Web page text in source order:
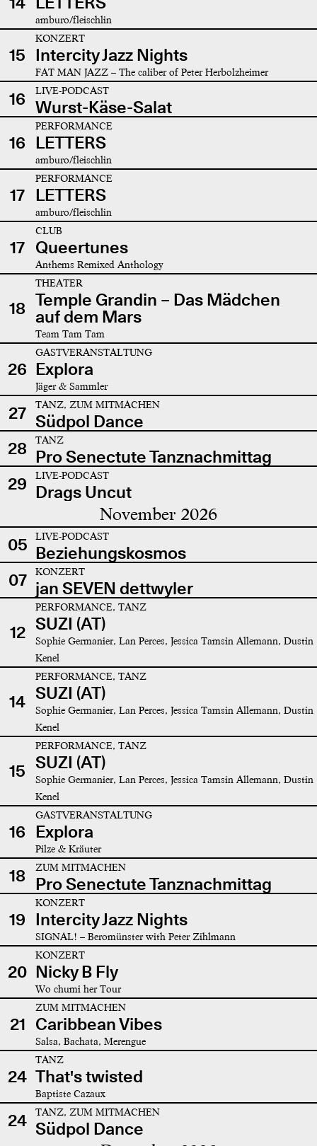
amburo/fleischlin
15
KONZERT
Intercity Jazz Nights
FAT MAN JAZZ – The caliber of Peter Herbolzheimer
16 LIVE-PODCAST
Wurst-Käse-Salat
16
PERFORMANCE
LETTERS
amburo/fleischlin
17
PERFORMANCE
LETTERS
amburo/fleischlin
17
CLUB
Queertunes
Anthems Remixed Anthology
18
THEATER
Temple Grandin – Das Mädchen
auf dem Mars
Team Tam Tam
26
GASTVERANSTALTUNG
Explora
Jäger & Sammler
27 TANZ, ZUM MITMACHEN
Südpol Dance
28
TANZ
Pro Senectute Tanznachmittag
29
LIVE-PODCAST
Drags Uncut
November 2026
05 LIVE-PODCAST
Beziehungskosmos
07
KONZERT
jan SEVEN dettwyler
12
PERFORMANCE, TANZ
SUZI (AT)
Sophie Germanier, Lan Perces, Jessica Tamsin Allemann, Dustin
Kenel
14
PERFORMANCE, TANZ
SUZI (AT)
Sophie Germanier, Lan Perces, Jessica Tamsin Allemann, Dustin
Kenel
15
PERFORMANCE, TANZ
SUZI (AT)
Sophie Germanier, Lan Perces, Jessica Tamsin Allemann, Dustin
Kenel
16
GASTVERANSTALTUNG
Explora
Pilze & Kräuter
18 ZUM MITMACHEN
Pro Senectute Tanznachmittag
19
KONZERT
Intercity Jazz Nights
SIGNAL! – Beromünster with Peter Zihlmann
20
KONZERT
Nicky B Fly
Wo chumi her Tour
21
ZUM MITMACHEN
Caribbean Vibes
Salsa, Bachata, Merengue
24
TANZ
That's twisted
Baptiste Cazaux
24 TANZ, ZUM MITMACHEN
Südpol Dance